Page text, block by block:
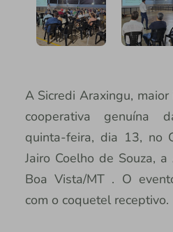
A Sicredi Araxingu,
cooperativa genuína
quinta-feira, dia 13, no
Jairo Coelho de Souza,
Boa Vista/MT . O
com o coquetel receptivo.